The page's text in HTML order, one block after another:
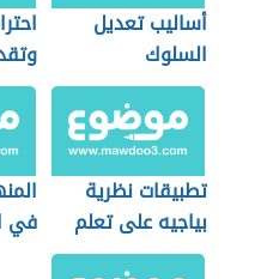
أساليب تعديل
السلوك
تطبيقات نظرية
بياجيه على تعلم
الحساب
في